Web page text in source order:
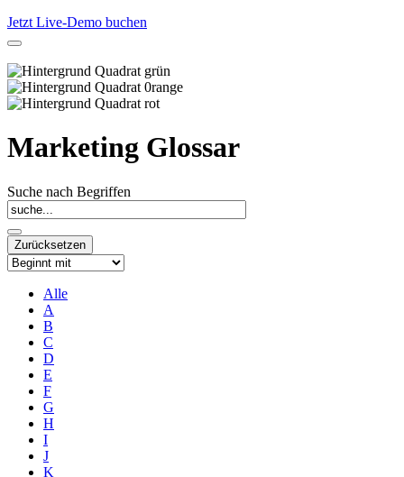
Jetzt Live-Demo buchen
Marketing Glossar
Suche nach Begriffen
Alle
A
B
C
D
E
F
G
H
I
J
K